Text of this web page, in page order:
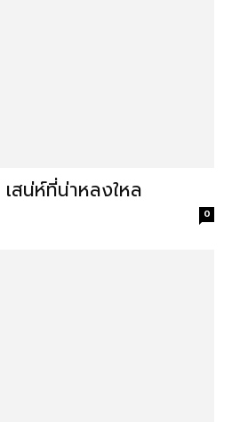
สน่ห์ที่น่าหลงใหล
0